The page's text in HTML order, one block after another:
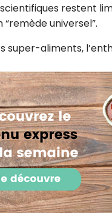
restent
“remède universel”.
super-aliments,